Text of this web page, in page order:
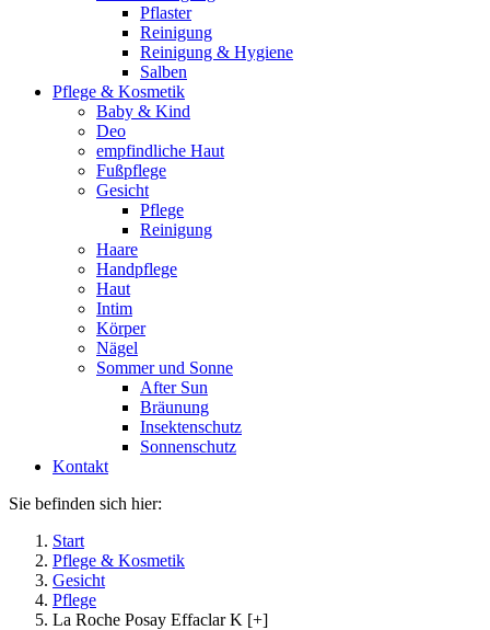
Pflaster
Reinigung
Reinigung & Hygiene
Salben
Pflege & Kosmetik
Baby & Kind
Deo
empfindliche Haut
Fußpflege
Gesicht
Pflege
Reinigung
Haare
Handpflege
Haut
Intim
Körper
Nägel
Sommer und Sonne
After Sun
Bräunung
Insektenschutz
Sonnenschutz
Kontakt
Sie befinden sich hier:
Start
Pflege & Kosmetik
Gesicht
Pflege
La Roche Posay Effaclar K [+]